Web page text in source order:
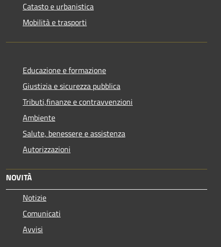
Catasto e urbanistica
Mobilità e trasporti
Educazione e formazione
Giustizia e sicurezza pubblica
Tributi,finanze e contravvenzioni
Ambiente
Salute, benessere e assistenza
Autorizzazioni
NOVITÀ
Notizie
Comunicati
Avvisi